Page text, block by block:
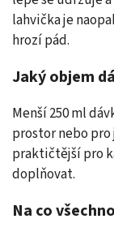
lahvička je
hrozí pád.
Jaký objem
Menší 250 ml
prostor nebo
praktičtější pro
doplňovat.
Na co